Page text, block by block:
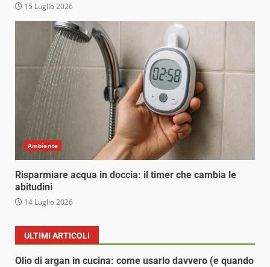
15 Luglio 2026
Ambiente
Risparmiare acqua in doccia: il timer che cambia le
abitudini
14 Luglio 2026
ULTIMI ARTICOLI
Olio di argan in cucina: come usarlo davvero (e quando